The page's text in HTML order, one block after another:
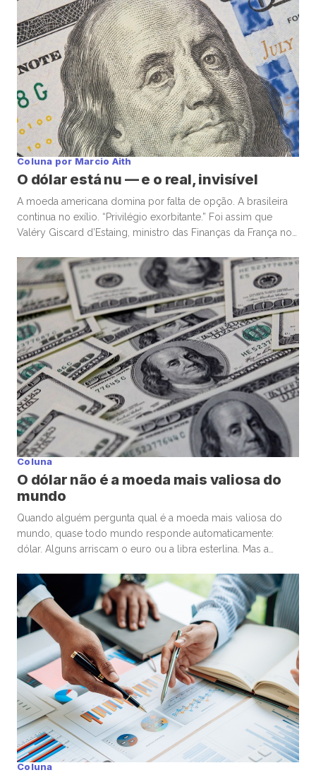
Coluna por Marcio Aith
O dólar está nu — e o real, invisível
A moeda americana domina por falta de opção. A brasileira
continua no exílio. “Privilégio exorbitante.” Foi assim que
Valéry Giscard d’Estaing, ministro das Finanças da França nos
Unidos de financiar déficits em sua própria moeda — e, ainda
assim, ser premiado com confiança global. Enquanto o
mundo […]
Coluna
O dólar não é a moeda mais valiosa do
mundo
Quando alguém pergunta qual é a moeda mais valiosa do
mundo, quase todo mundo responde automaticamente:
dólar. Alguns arriscam o euro ou a libra esterlina. Mas a
nominal frente ao dólar é o dinar kuwaitiano (KWD). Hoje, um
único dinar vale aproximadamente US$ 3,27 dólares, ou algo
[…]
Coluna